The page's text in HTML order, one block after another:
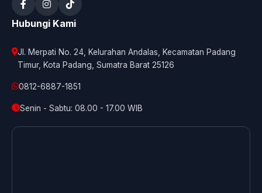
Hubungi Kami
Jl. Merpati No. 24, Kelurahan Andalas, Kecamatan Padang
Timur, Kota Padang, Sumatra Barat 25126
0812-6887-1851
Senin - Sabtu: 08.00 - 17.00 WIB